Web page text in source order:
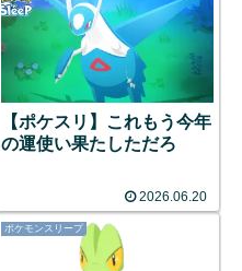
【ポケスリ】これもう今年
の運使い果たしただろ
2026.06.20
ポケモンスリープ